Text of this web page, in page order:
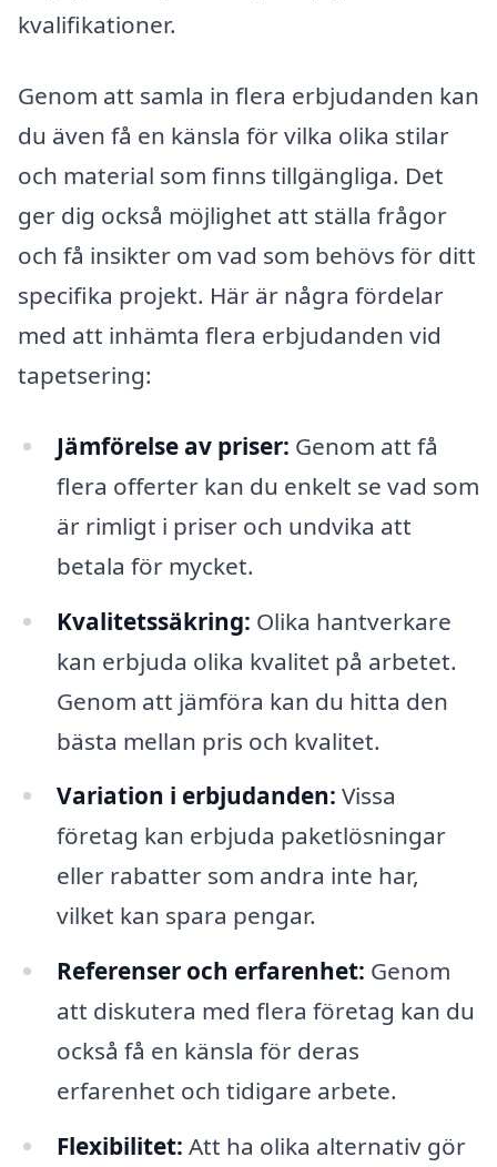
kvalifikationer.
Genom att samla in flera erbjudanden kan
du även få en känsla för vilka olika stilar
och material som finns tillgängliga. Det
ger dig också möjlighet att ställa frågor
och få insikter om vad som behövs för ditt
specifika projekt. Här är några fördelar
med att inhämta flera erbjudanden vid
tapetsering:
Jämförelse av priser: Genom att få
flera offerter kan du enkelt se vad som
är rimligt i priser och undvika att
betala för mycket.
Kvalitetssäkring: Olika hantverkare
kan erbjuda olika kvalitet på arbetet.
Genom att jämföra kan du hitta den
bästa mellan pris och kvalitet.
Variation i erbjudanden: Vissa
företag kan erbjuda paketlösningar
eller rabatter som andra inte har,
vilket kan spara pengar.
Referenser och erfarenhet: Genom
att diskutera med flera företag kan du
också få en känsla för deras
erfarenhet och tidigare arbete.
Flexibilitet: Att ha olika alternativ gör